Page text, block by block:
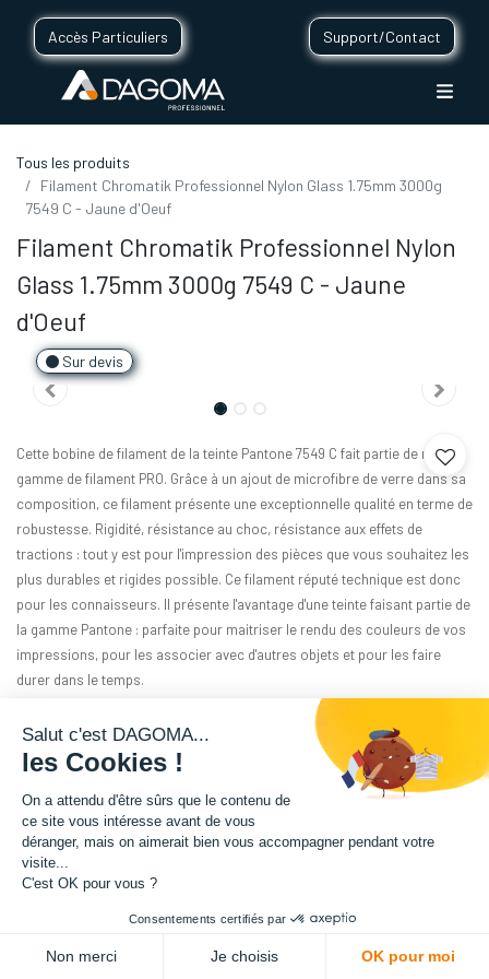
Accès Particuliers Support/Contact
Tous les produits
Filament Chromatik Professionnel Nylon Glass 1.75mm 3000g
7549 C - Jaune d'Oeuf
Filament Chromatik Professionnel Nylon
Glass 1.75mm 3000g 7549 C - Jaune
d'Oeuf
Sur devis
Cette bobine de filament de la teinte Pantone 7549 C fait partie de notre
gamme de filament PRO. Grâce à un ajout de microfibre de verre dans sa
composition, ce filament présente une exceptionnelle qualité en terme de
robustesse. Rigidité, résistance au choc, résistance aux effets de
tractions : tout y est pour l'impression des pièces que vous souhaitez les
plus durables et rigides possible. Ce filament réputé technique est donc
pour les connaisseurs. Il présente l'avantage d'une teinte faisant partie de
la gamme Pantone : parfaite pour maitriser le rendu des couleurs de vos
impressions, pour les associer avec d'autres objets et pour les faire
durer dans le temps.
Matière : PA12-GF
Grammage : 3000 g
Couleur : Jaune D'Oeuf
Salut c'est DAGOMA...
les Cookies !
On a attendu d'être sûrs que le contenu de
ce site vous intéresse avant de vous
déranger, mais on aimerait bien vous accompagner pendant votre
visite...
C'est OK pour vous ?
Consentements certifiés par
Non merci Je choisis OK pour moi